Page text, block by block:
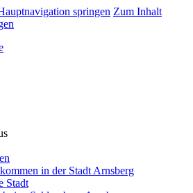
springen Zum Inhalt
in der Stadt Arnsberg
Stadt